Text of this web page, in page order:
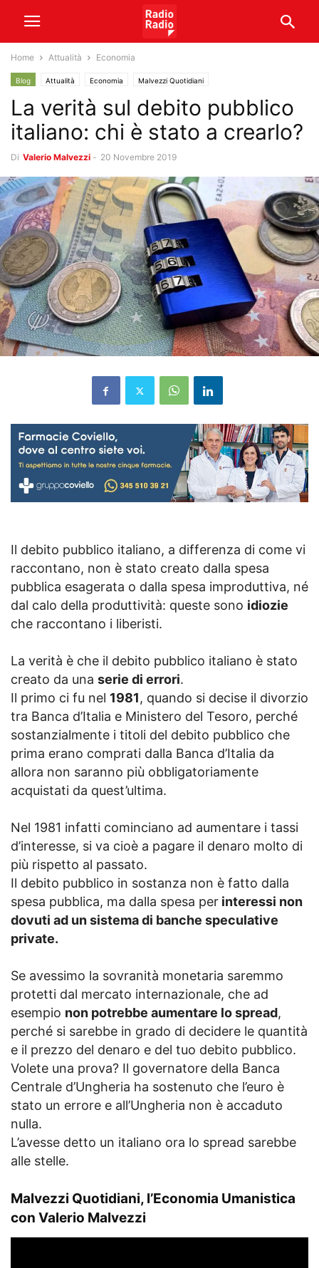
Home Attualità Economia
Blog Attualità Economia Malvezzi Quotidiani
La verità sul debito pubblico
italiano: chi è stato a crearlo?
Di Valerio Malvezzi - 20 Novembre 2019
Il debito pubblico italiano, a differenza di come vi
raccontano, non è stato creato dalla spesa
pubblica esagerata o dalla spesa improduttiva, né
dal calo della produttività: queste sono idiozie
che raccontano i liberisti.
La verità è che il debito pubblico italiano è stato
creato da una serie di errori.
Il primo ci fu nel 1981, quando si decise il divorzio
tra Banca d’Italia e Ministero del Tesoro, perché
sostanzialmente i titoli del debito pubblico che
prima erano comprati dalla Banca d’Italia da
allora non saranno più obbligatoriamente
acquistati da quest’ultima.
Nel 1981 infatti cominciano ad aumentare i tassi
d’interesse, si va cioè a pagare il denaro molto di
più rispetto al passato.
Il debito pubblico in sostanza non è fatto dalla
spesa pubblica, ma dalla spesa per interessi non
dovuti ad un sistema di banche speculative
private.
Se avessimo la sovranità monetaria saremmo
protetti dal mercato internazionale, che ad
esempio non potrebbe aumentare lo spread,
perché si sarebbe in grado di decidere le quantità
e il prezzo del denaro e del tuo debito pubblico.
Volete una prova? Il governatore della Banca
Centrale d’Ungheria ha sostenuto che l’euro è
stato un errore e all’Ungheria non è accaduto
nulla.
L’avesse detto un italiano ora lo spread sarebbe
alle stelle.
Malvezzi Quotidiani, l’Economia Umanistica
con Valerio Malvezzi